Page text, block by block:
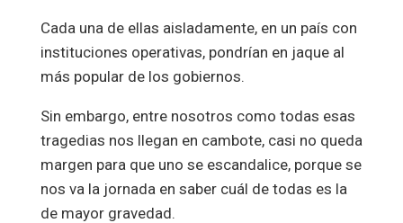
Cada una de ellas aisladamente, en un país con
instituciones operativas, pondrían en jaque al
más popular de los gobiernos.
Sin embargo, entre nosotros como todas esas
tragedias nos llegan en cambote, casi no queda
margen para que uno se escandalice, porque se
nos va la jornada en saber cuál de todas es la
de mayor gravedad.